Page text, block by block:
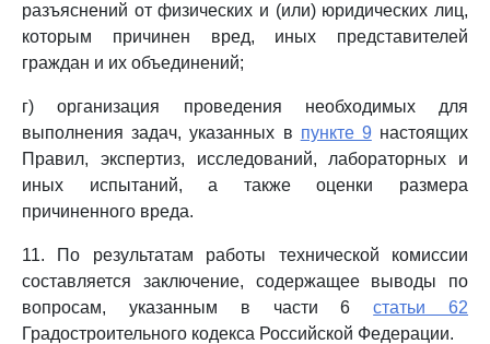
разъяснений от физических и (или) юридических лиц,
которым причинен вред, иных представителей
граждан и их объединений;
г) организация проведения необходимых для
выполнения задач, указанных в пункте 9 настоящих
Правил, экспертиз, исследований, лабораторных и
иных испытаний, а также оценки размера
причиненного вреда.
11. По результатам работы технической комиссии
составляется заключение, содержащее выводы по
вопросам, указанным в части 6статьи 62
Градостроительного кодекса Российской Федерации.